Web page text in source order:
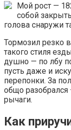
Мой рост —
собой
голова снаружи
Тормозил резко
такого стиля
душно — по лбу
пусть даже и
перепонки. За
общо разобрался
рычаги.
Как